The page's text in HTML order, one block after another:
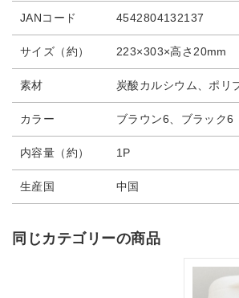
JANコード 4542804132137
サイズ（約） 223×303×高さ20mm
素材 炭酸カルシウム、ポリ
カラー ブラウン6、ブラック6
内容量（約） 1P
生産国 中国
同じカテゴリーの商品